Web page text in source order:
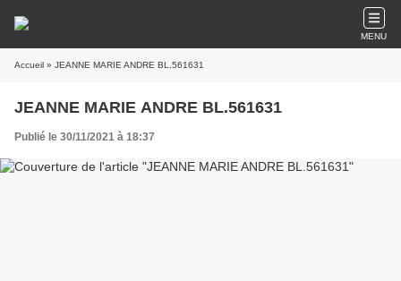
MENU
Accueil » JEANNE MARIE ANDRE BL.561631
JEANNE MARIE ANDRE BL.561631
Publié le 30/11/2021 à 18:37